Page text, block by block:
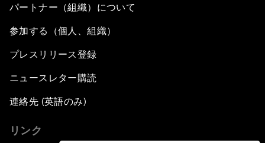
パートナー（組織）について
参加する（個人、組織）
プレスリリース登録
ニュースレター購読
連絡先 (英語のみ)
リンク